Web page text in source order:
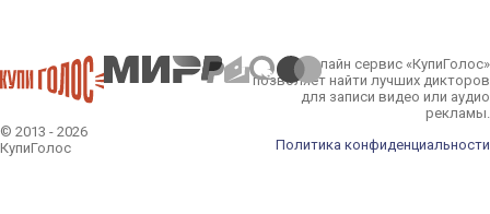
© 2013 - 2026
КупиГолос
Онлайн сервис «КупиГолос»
позволяет найти лучших дикторов
для записи видео или аудио
рекламы.
Политика конфиденциальности